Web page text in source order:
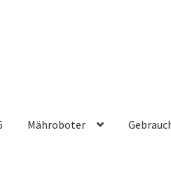
Mähroboter